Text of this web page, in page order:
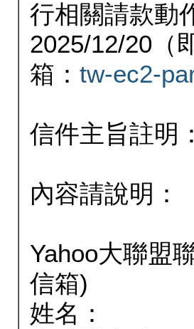
行相關請款動
2025/12/20（
箱： tw-ec2-
信件主旨註明
內容請說明：
Yahoo大聯盟
信箱)
姓名：